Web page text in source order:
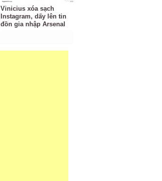
Vinicius xóa sạch
Instagram, dấy lên tin
đồn gia nhập Arsenal